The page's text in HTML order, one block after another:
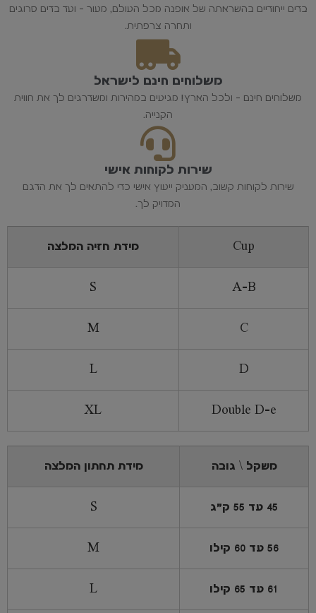
בדים ייחודיים בהשראתה של אופנה מכל העולם, מעור - ועד בדים סרוגים
ותחרה צרפתית.
משלוחים חינם לישראל
משלוחים חינם - ולכל הארץ! מגיעים במהירות ומשדרגים לך את חווית
הקנייה.
שירות לקוחות אישי
שירות לקוחות קשוב, המעניק ייעוץ אישי כדי להתאים לך את הדגם
המדויק לך.
Cup מידת חזיה המלצה
A-B
S
C
M
D
L
Double D-e
XL
משקל \ גובה מידת תחתון המלצה
45 עד 55 ק"ג S
56 עד 60 קילו M
61 עד 65 קילו L